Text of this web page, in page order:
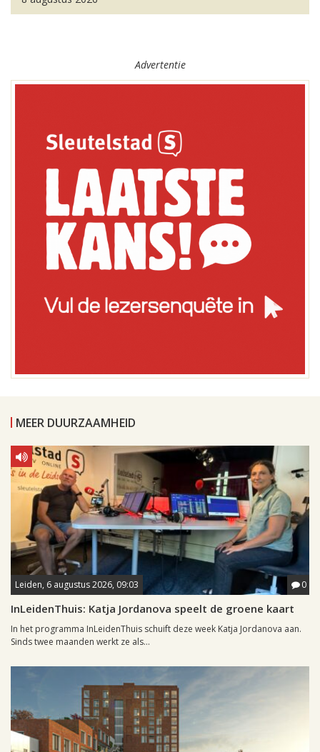
Advertentie
MEER DUURZAAMHEID
Leiden, 6 augustus 2026, 09:03 0
InLeidenThuis: Katja Jordanova speelt de groene kaart
In het programma InLeidenThuis schuift deze week Katja Jordanova aan.
Sinds twee maanden werkt ze als...